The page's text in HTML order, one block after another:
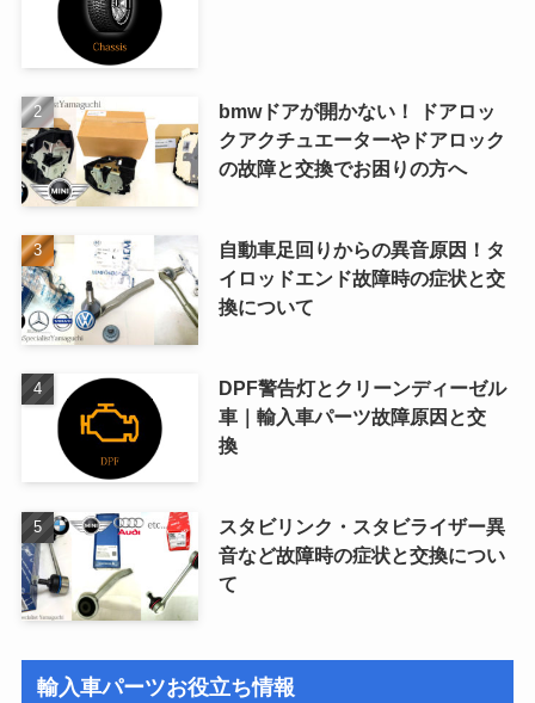
bmwドアが開かない！ ドアロッ
クアクチュエーターやドアロック
の故障と交換でお困りの方へ
自動車足回りからの異音原因！タ
イロッドエンド故障時の症状と交
換について
DPF警告灯とクリーンディーゼル
車｜輸入車パーツ故障原因と交
換
スタビリンク・スタビライザー異
音など故障時の症状と交換につい
て
輸入車パーツお役立ち情報